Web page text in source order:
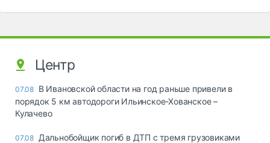
Центр
07.08 В Ивановской области на год раньше привели в
порядок 5 км автодороги Ильинское-Хованское –
Кулачево
07.08 Дальнобойщик погиб в ДТП с тремя грузовиками